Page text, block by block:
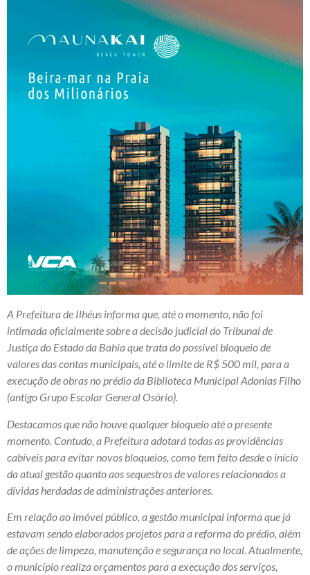
A Prefeitura de Ilhéus informa que, até o momento, não foi
intimada oficialmente sobre a decisão judicial do Tribunal de
Justiça do Estado da Bahia que trata do possível bloqueio de
valores das contas municipais, até o limite de R$ 500 mil, para a
execução de obras no prédio da Biblioteca Municipal Adonias Filho
(antigo Grupo Escolar General Osório).
Destacamos que não houve qualquer bloqueio até o presente
momento. Contudo, a Prefeitura adotará todas as providências
cabíveis para evitar novos bloqueios, como tem feito desde o início
da atual gestão quanto aos sequestros de valores relacionados a
dívidas herdadas de administrações anteriores.
Em relação ao imóvel público, a gestão municipal informa que já
estavam sendo elaborados projetos para a reforma do prédio, além
de ações de limpeza, manutenção e segurança no local. Atualmente,
o município realiza orçamentos para a execução dos serviços,